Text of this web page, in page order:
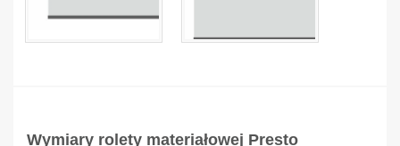
Wymiary rolety materiałowej Presto